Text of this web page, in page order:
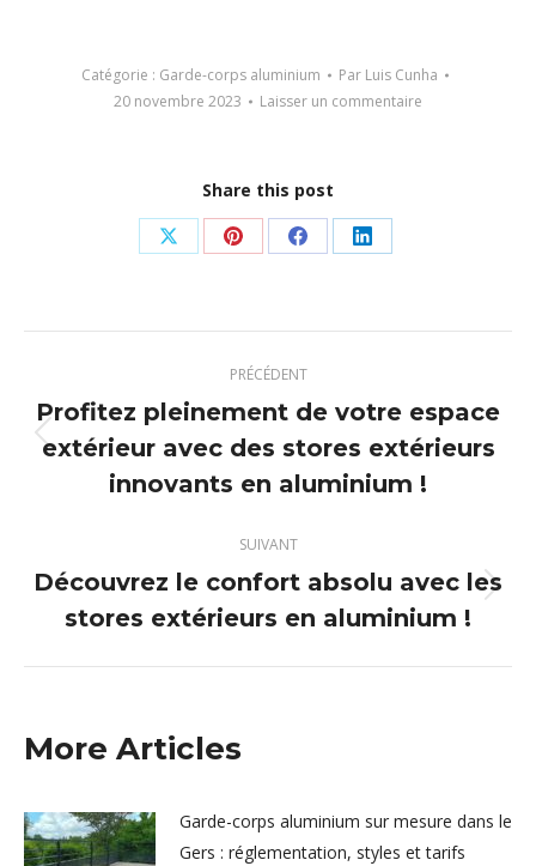
Catégorie : Garde-corps aluminium Par Luis Cunha
20 novembre 2023
Laisser un commentaire
Share this post
Partager
X
Partager
Pinterest
Partager
Facebook
Partager
LinkedIn
article
PRÉCÉDENT
Article
précédent
Profitez pleinement de votre espace
extérieur avec des stores extérieurs
innovants en aluminium !
SUIVANT
Article
suivant
:
Découvrez le confort absolu avec les
stores extérieurs en aluminium !
More Articles
Garde-corps aluminium sur mesure dans le
Gers : réglementation, styles et tarifs